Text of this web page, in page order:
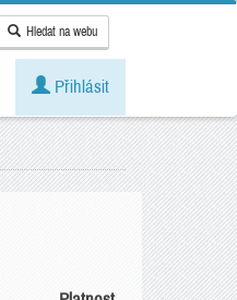
Hledat na webu
Přihlásit